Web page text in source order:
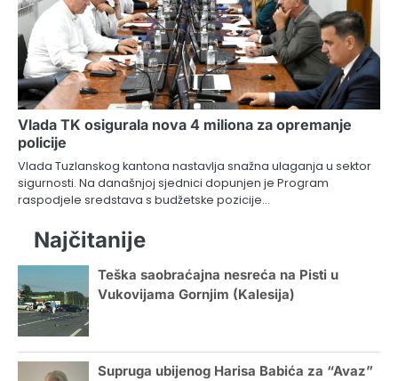
Vlada TK osigurala nova 4 miliona za opremanje
policije
Vlada Tuzlanskog kantona nastavlja snažna ulaganja u sektor
sigurnosti. Na današnjoj sjednici dopunjen je Program
raspodjele sredstava s budžetske pozicije…
Najčitanije
Teška saobraćajna nesreća na Pisti u
Vukovijama Gornjim (Kalesija)
Supruga ubijenog Harisa Babića za “Avaz”